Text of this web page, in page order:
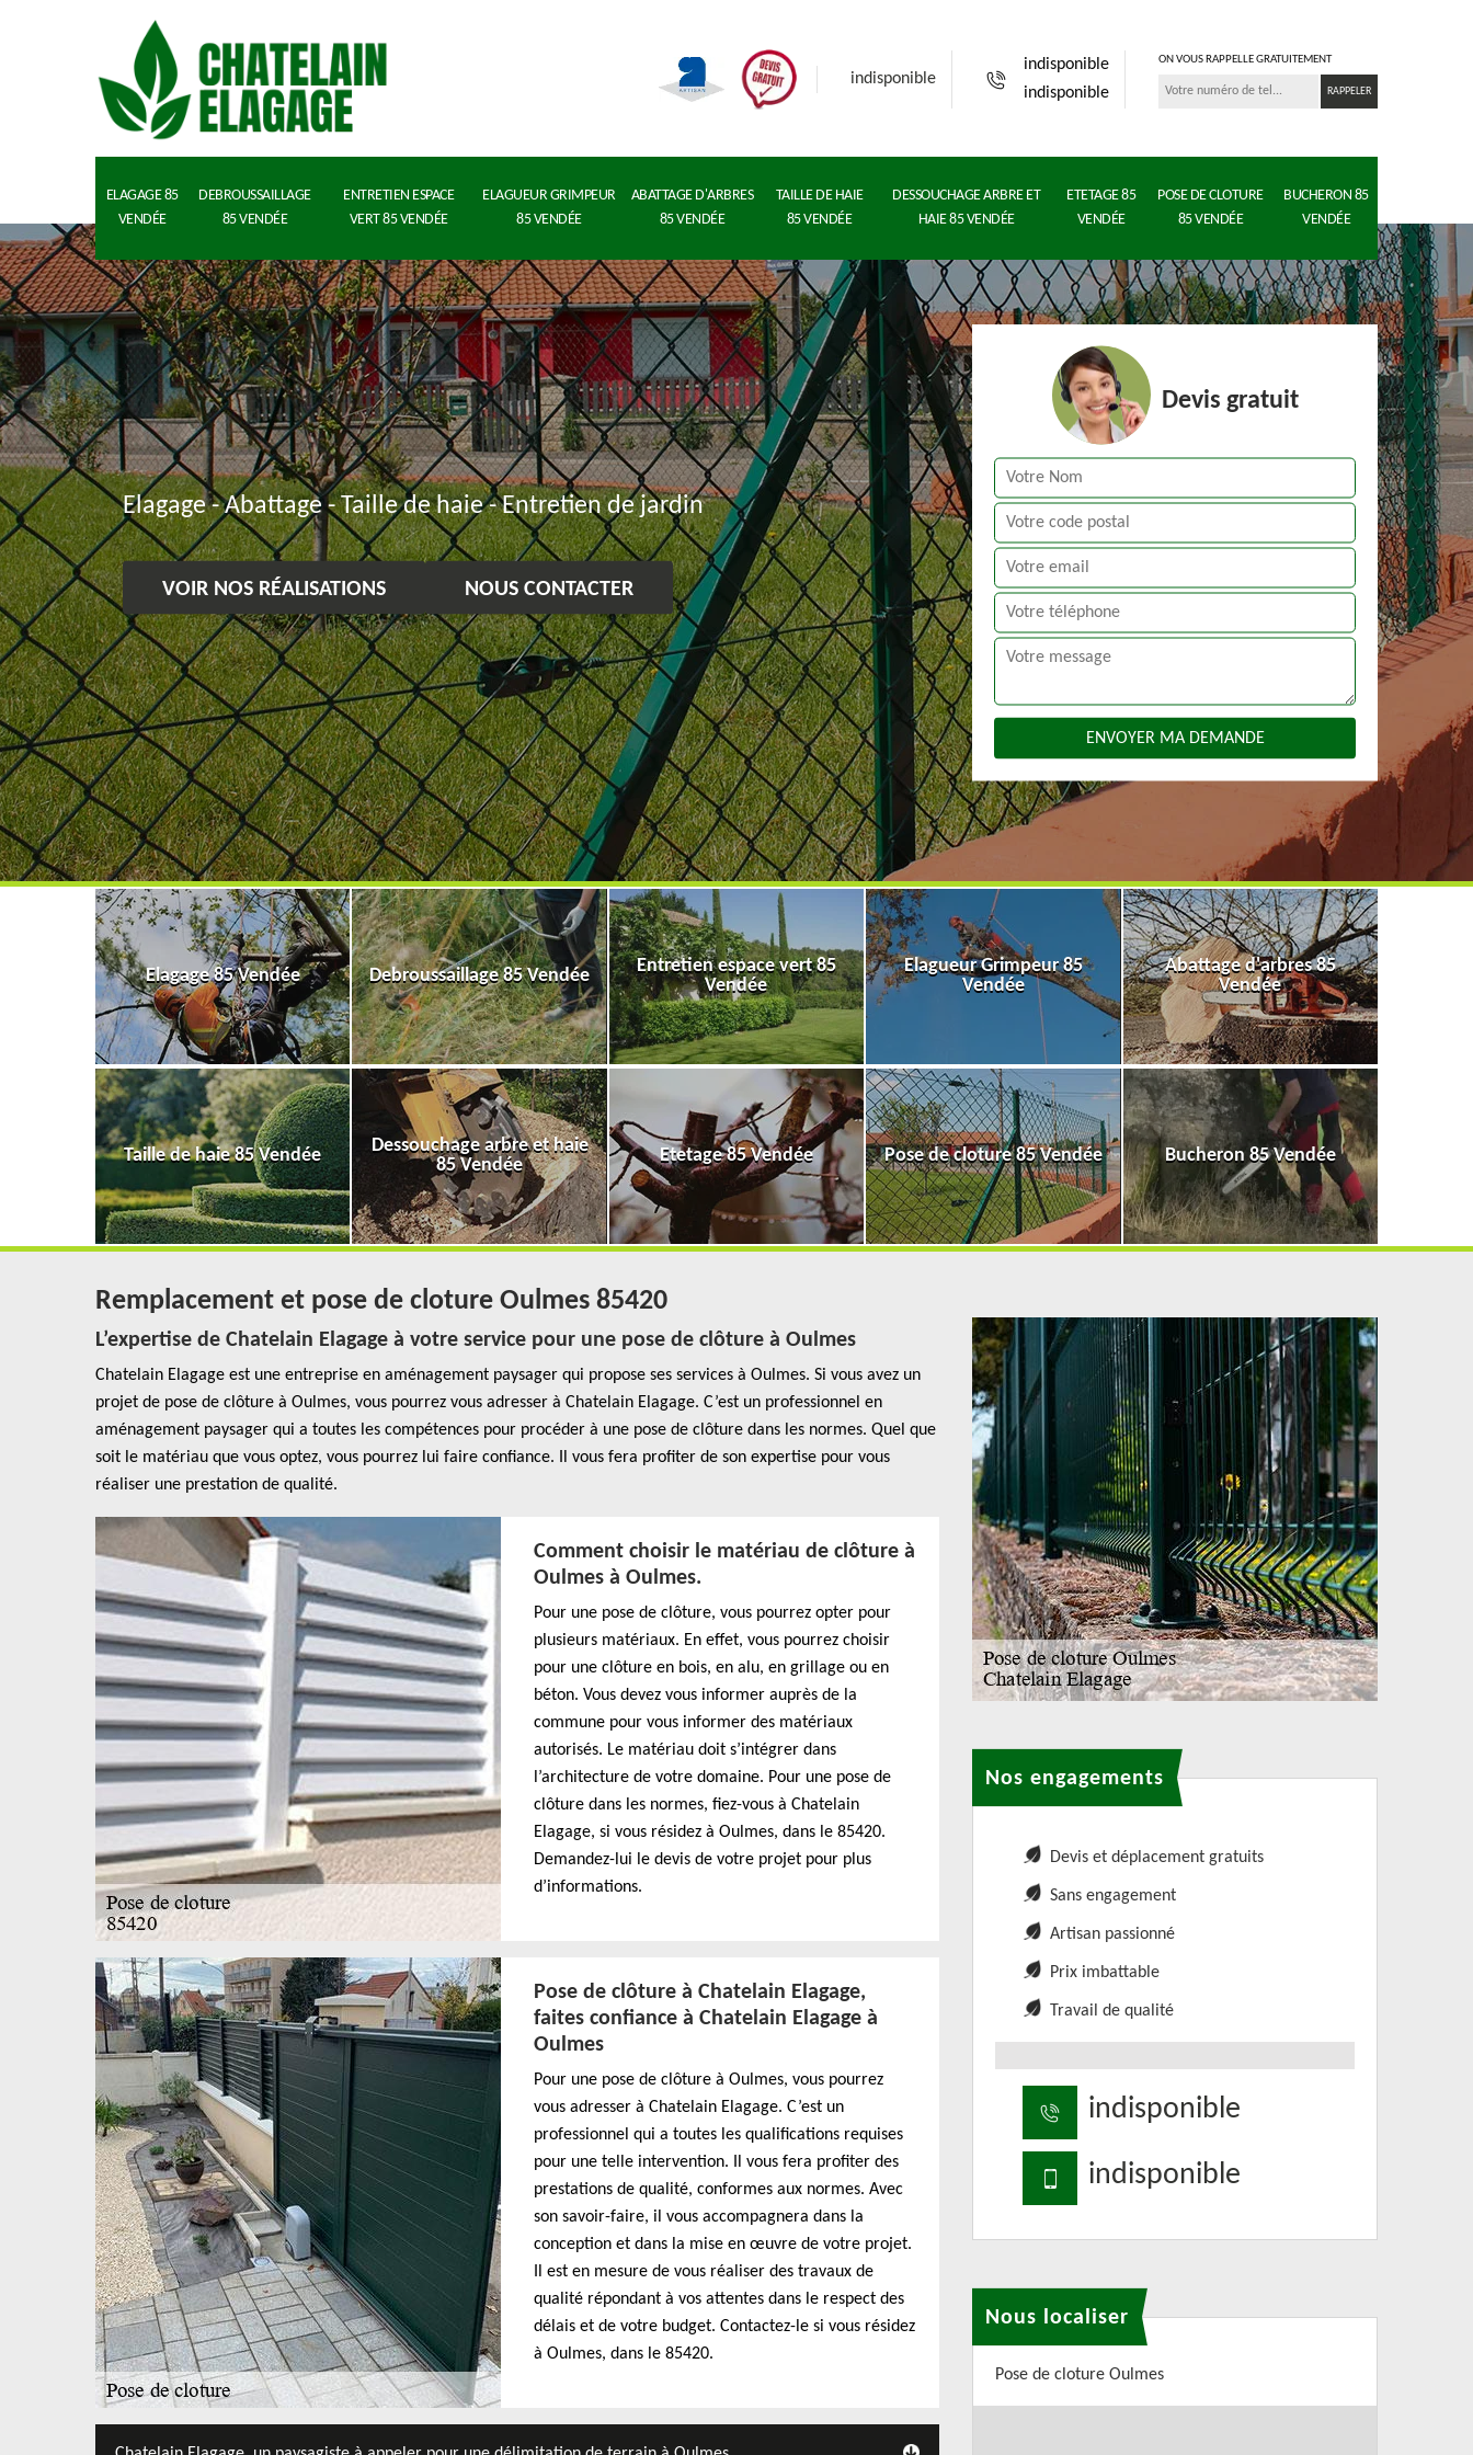
indisponible
indisponible
indisponible
ON VOUS RAPPELLE GRATUITEMENT
ELAGAGE 85
VENDÉE
DEBROUSSAILLAGE
85 VENDÉE
ENTRETIEN ESPACE
VERT 85 VENDÉE
ELAGUEUR GRIMPEUR
85 VENDÉE
ABATTAGE D'ARBRES
85 VENDÉE
TAILLE DE HAIE
85 VENDÉE
DESSOUCHAGE ARBRE ET
HAIE 85 VENDÉE
ETETAGE 85
VENDÉE
POSE DE CLOTURE
85 VENDÉE
BUCHERON 85
VENDÉE
Elagage - Abattage - Taille de haie - Entretien de jardin
VOIR NOS RÉALISATIONS NOUS CONTACTER
Devis gratuit
Elagage 85 Vendée Debroussaillage 85 Vendée
Entretien espace vert 85
Vendée
Elagueur Grimpeur 85
Vendée
Abattage d'arbres 85
Vendée
Taille de haie 85 Vendée
Dessouchage arbre et haie
85 Vendée
Etetage 85 Vendée Pose de cloture 85 Vendée Bucheron 85 Vendée
Remplacement et pose de cloture Oulmes 85420
L’expertise de Chatelain Elagage à votre service pour une pose de clôture à Oulmes
Chatelain Elagage est une entreprise en aménagement paysager qui propose ses services à Oulmes. Si vous avez un
projet de pose de clôture à Oulmes, vous pourrez vous adresser à Chatelain Elagage. C’est un professionnel en
aménagement paysager qui a toutes les compétences pour procéder à une pose de clôture dans les normes. Quel que
soit le matériau que vous optez, vous pourrez lui faire confiance. Il vous fera profiter de son expertise pour vous
réaliser une prestation de qualité.
Comment choisir le matériau de clôture à
Oulmes à Oulmes.
Pour une pose de clôture, vous pourrez opter pour
plusieurs matériaux. En effet, vous pourrez choisir
pour une clôture en bois, en alu, en grillage ou en
béton. Vous devez vous informer auprès de la
commune pour vous informer des matériaux
autorisés. Le matériau doit s’intégrer dans
l’architecture de votre domaine. Pour une pose de
clôture dans les normes, fiez-vous à Chatelain
Elagage, si vous résidez à Oulmes, dans le 85420.
Demandez-lui le devis de votre projet pour plus
d’informations.
Pose de clôture à Chatelain Elagage,
faites confiance à Chatelain Elagage à
Oulmes
Pour une pose de clôture à Oulmes, vous pourrez
vous adresser à Chatelain Elagage. C’est un
professionnel qui a toutes les qualifications requises
pour une telle intervention. Il vous fera profiter des
prestations de qualité, conformes aux normes. Avec
son savoir-faire, il vous accompagnera dans la
conception et dans la mise en œuvre de votre projet.
Il est en mesure de vous réaliser des travaux de
qualité répondant à vos attentes dans le respect des
délais et de votre budget. Contactez-le si vous résidez
à Oulmes, dans le 85420.
Nos engagements
Devis et déplacement gratuits
Sans engagement
Artisan passionné
Prix imbattable
Travail de qualité
indisponible
indisponible
Nous localiser
Pose de cloture Oulmes